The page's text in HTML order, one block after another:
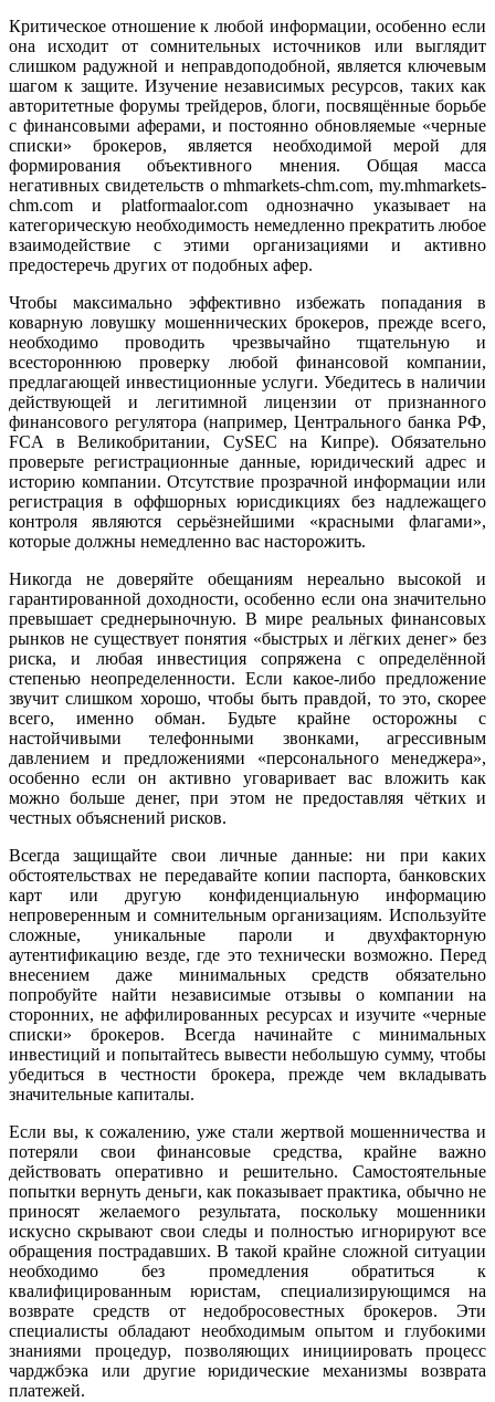
Критическое отношение к любой информации, особенно если
она исходит от сомнительных источников или выглядит
слишком радужной и неправдоподобной, является ключевым
шагом к защите. Изучение независимых ресурсов, таких как
авторитетные форумы трейдеров, блоги, посвящённые борьбе
с финансовыми аферами, и постоянно обновляемые «черные
списки» брокеров, является необходимой мерой для
формирования объективного мнения. Общая масса
негативных свидетельств о mhmarkets-chm.com, my.mhmarkets-
chm.com и platformaalor.com однозначно указывает на
категорическую необходимость немедленно прекратить любое
взаимодействие с этими организациями и активно
предостеречь других от подобных афер.
Чтобы максимально эффективно избежать попадания в
коварную ловушку мошеннических брокеров, прежде всего,
необходимо проводить чрезвычайно тщательную и
всестороннюю проверку любой финансовой компании,
предлагающей инвестиционные услуги. Убедитесь в наличии
действующей и легитимной лицензии от признанного
финансового регулятора (например, Центрального банка РФ,
FCA в Великобритании, CySEC на Кипре). Обязательно
проверьте регистрационные данные, юридический адрес и
историю компании. Отсутствие прозрачной информации или
регистрация в оффшорных юрисдикциях без надлежащего
контроля являются серьёзнейшими «красными флагами»,
которые должны немедленно вас насторожить.
Никогда не доверяйте обещаниям нереально высокой и
гарантированной доходности, особенно если она значительно
превышает среднерыночную. В мире реальных финансовых
рынков не существует понятия «быстрых и лёгких денег» без
риска, и любая инвестиция сопряжена с определённой
степенью неопределенности. Если какое-либо предложение
звучит слишком хорошо, чтобы быть правдой, то это, скорее
всего, именно обман. Будьте крайне осторожны с
настойчивыми телефонными звонками, агрессивным
давлением и предложениями «персонального менеджера»,
особенно если он активно уговаривает вас вложить как
можно больше денег, при этом не предоставляя чётких и
честных объяснений рисков.
Всегда защищайте свои личные данные: ни при каких
обстоятельствах не передавайте копии паспорта, банковских
карт или другую конфиденциальную информацию
непроверенным и сомнительным организациям. Используйте
сложные, уникальные пароли и двухфакторную
аутентификацию везде, где это технически возможно. Перед
внесением даже минимальных средств обязательно
попробуйте найти независимые отзывы о компании на
сторонних, не аффилированных ресурсах и изучите «черные
списки» брокеров. Всегда начинайте с минимальных
инвестиций и попытайтесь вывести небольшую сумму, чтобы
убедиться в честности брокера, прежде чем вкладывать
значительные капиталы.
Если вы, к сожалению, уже стали жертвой мошенничества и
потеряли свои финансовые средства, крайне важно
действовать оперативно и решительно. Самостоятельные
попытки вернуть деньги, как показывает практика, обычно не
приносят желаемого результата, поскольку мошенники
искусно скрывают свои следы и полностью игнорируют все
обращения пострадавших. В такой крайне сложной ситуации
необходимо без промедления обратиться к
квалифицированным юристам, специализирующимся на
возврате средств от недобросовестных брокеров. Эти
специалисты обладают необходимым опытом и глубокими
знаниями процедур, позволяющих инициировать процесс
чарджбэка или другие юридические механизмы возврата
платежей.